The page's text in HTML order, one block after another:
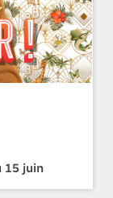
15 juin